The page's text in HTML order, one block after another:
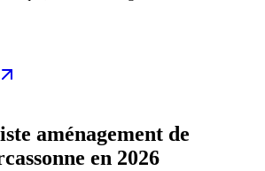
aménagement de
en 2026